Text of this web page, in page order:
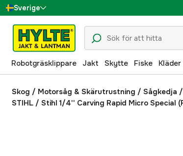
Sverige
Danmark
Suomi
Norge
Deutschland
Robotgräsklippare Jakt Skytte Fiske
Skog / Motorsåg & Skärutrustning / Sågkedja
STIHL / Stihl 1/4'' Carving Rapid Micro Special